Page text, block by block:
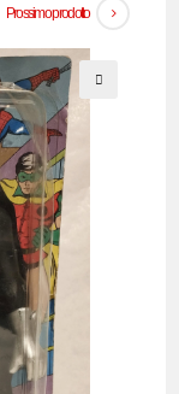
Prossimo prodotto